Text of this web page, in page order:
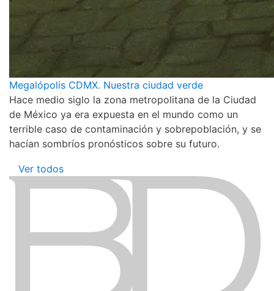
Megalópolis CDMX. Nuestra ciudad verde
Hace medio siglo la zona metropolitana de la Ciudad
de México ya era expuesta en el mundo como un
terrible caso de contaminación y sobrepoblación, y se
hacían sombríos pronósticos sobre su futuro.
Ver todos